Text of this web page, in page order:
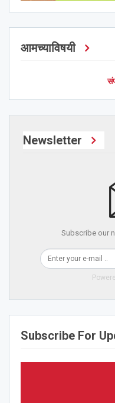
आमच्याविषयी
Newsletter
Subscribe our
Subscribe For